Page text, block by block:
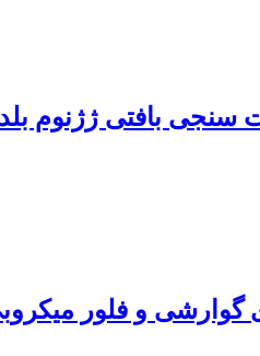
بافتی ژژنوم